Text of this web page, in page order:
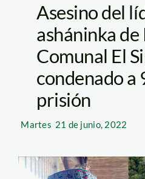
Asesino del
asháninka de
Comunal El
condenado a
prisión
Martes 21 de junio, 2022